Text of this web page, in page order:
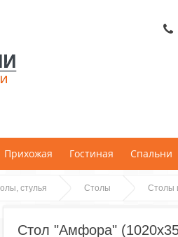
Прихожая Гостиная Спальни
стулья Столы Столы
Стол "Амфора"